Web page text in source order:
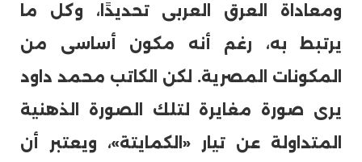
ومعاداة العرق العربى تحديدًا، وكل ما
يرتبط به، رغم أنه مكون أساسى من
المكونات المصرية. لكن الكاتب محمد داود
يرى صورة مغايرة لتلك الصورة الذهنية
المتداولة عن تيار «الكمايتة»، ويعتبر أن